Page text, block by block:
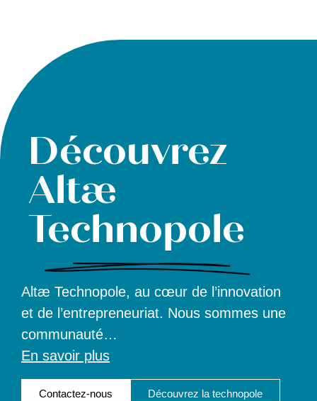
Découvrez
Altæ
Technopole
Altæ Technopole, au cœur de l’innovation
et de l’entrepreneuriat. Nous sommes une
communauté…
En savoir plus
Contactez-nous Découvrez la technopole